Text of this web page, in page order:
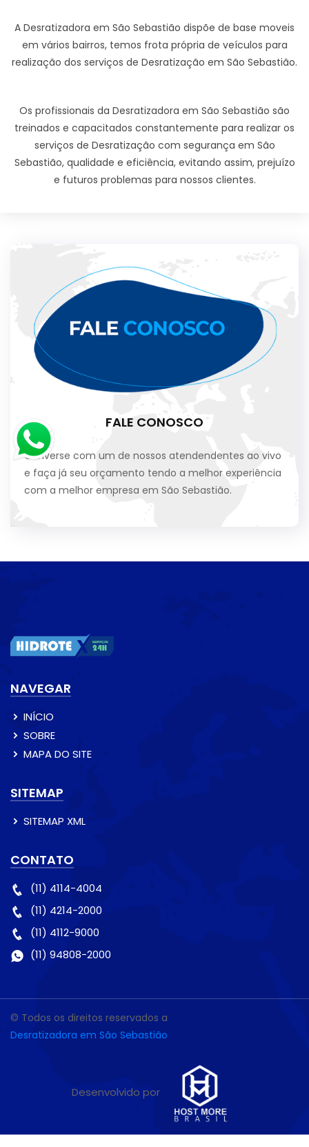
A Desratizadora em São Sebastião dispõe de base moveis
em vários bairros, temos frota própria de veículos para
realização dos serviços de Desratização em São Sebastião.
Os profissionais da Desratizadora em São Sebastião são
treinados e capacitados constantemente para realizar os
serviços de Desratização com segurança em São
Sebastião, qualidade e eficiência, evitando assim, prejuízo
e futuros problemas para nossos clientes.
FALE CONOSCO
Converse com um de nossos atendendentes ao vivo
e faça já seu orçamento tendo a melhor experiência
com a melhor empresa em São Sebastião.
NAVEGAR
INÍCIO
SOBRE
MAPA DO SITE
SITEMAP
SITEMAP XML
CONTATO
(11) 4114-4004
(11) 4214-2000
(11) 4112-9000
(11) 94808-2000
© Todos os direitos reservados a
Desratizadora em São Sebastião
Desenvolvido por